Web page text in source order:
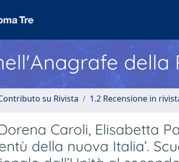
della
su Rivista 1.2 Recensione in
Caroli, Elisabetta
della nuova Italia’.